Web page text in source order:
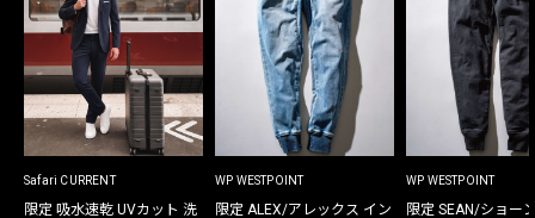
Safari CURRENT
限定 吸水速乾 UVカット 洗
WP WESTPOINT
限定 ALEX/アレックス イン
WP WESTPOINT
限定 SEAN/ショー